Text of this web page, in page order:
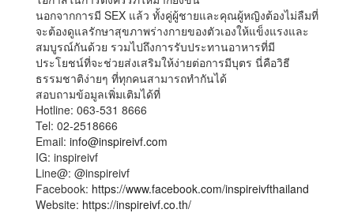
นอกจากการมี SEX แล้ว ทั้งคู่ผู้ชายและคุณผู้หญิงต้องไม่ลืมที่
จะต้องดูแลรักษาสุขภาพร่างกายของตัวเองให้แข็งแรงและ
สมบูรณ์กันด้วย รวมไปถึงการรับประทานอาหารที่มี
ประโยชน์ที่จะช่วยส่งเสริมให้ง่ายต่อการมีบุตร นี่คือวิธี
ธรรมชาติง่ายๆ ที่ทุกคนสามารถทำกันได้
สอบถามข้อมูลเพิ่มเติมได้ที่
Hotline: 063-531 8666
Tel: 02-2518666
Email: info@inspireivf.com
IG: inspireivf
Line@: @inspireivf
Facebook: https://www.facebook.com/inspireivfthailand
Website: https://inspireivf.co.th/